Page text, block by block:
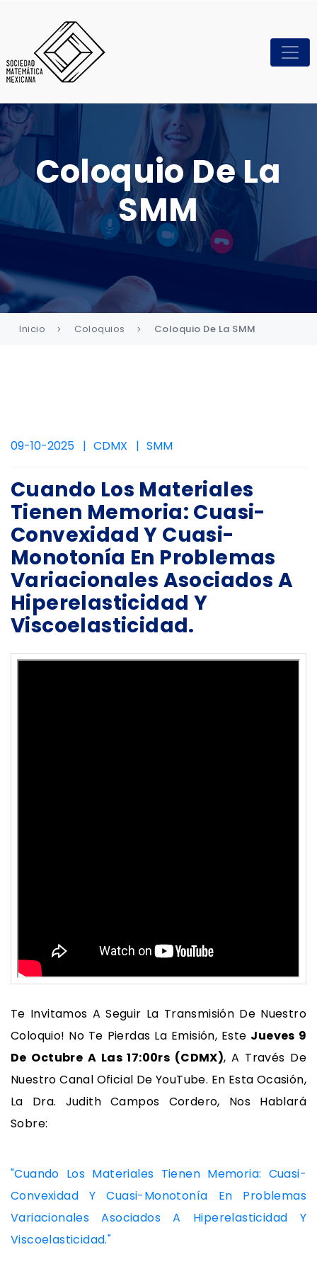
Coloquio De La
SMM
Inicio Coloquios Coloquio De La SMM
09-10-2025 CDMX SMM
Cuando Los Materiales
Tienen Memoria: Cuasi-
Convexidad Y Cuasi-
Monotonía En Problemas
Variacionales Asociados A
Hiperelasticidad Y
Viscoelasticidad.
Te Invitamos A Seguir La Transmisión De Nuestro
Coloquio! No Te Pierdas La Emisión, Este Jueves 9
De Octubre A Las 17:00rs (CDMX), A Través De
Nuestro Canal Oficial De YouTube. En Esta Ocasión,
La Dra. Judith Campos Cordero, Nos Hablará
Sobre:
"Cuando Los Materiales Tienen Memoria: Cuasi-
Convexidad Y Cuasi-Monotonía En Problemas
Variacionales Asociados A Hiperelasticidad Y
Viscoelasticidad."